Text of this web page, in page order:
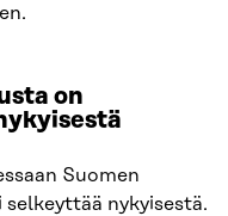
on
Suomen
nykyisestä.